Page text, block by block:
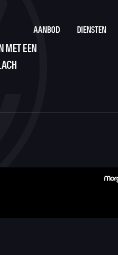
AANBOD DIENSTEN
MET EEN